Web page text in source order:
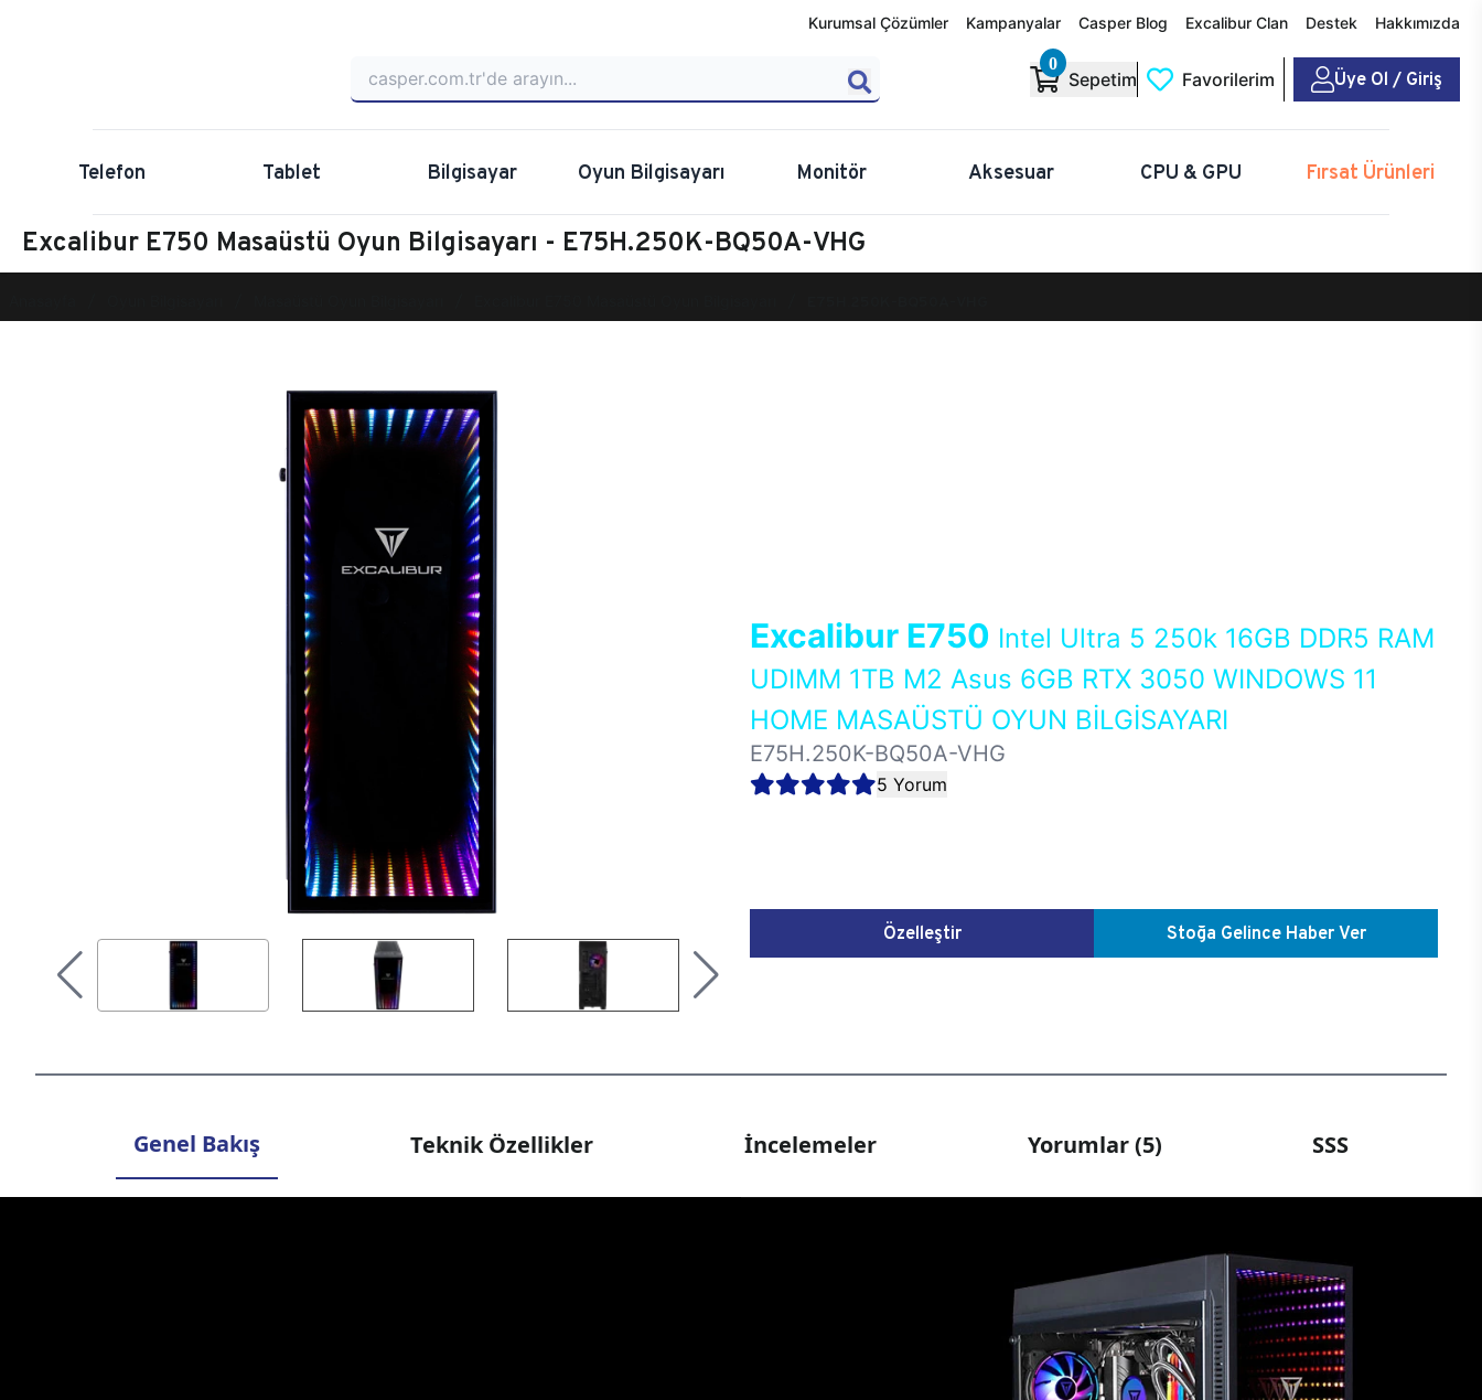
Kurumsal Çözümler Kampanyalar Casper Blog Excalibur Clan Destek Hakkımızda
0
Sepetim Favorilerim Üye Ol / Giriş
Telefon Tablet Bilgisayar Oyun Bilgisayarı Monitör Aksesuar CPU & GPU Fırsat Ürünleri
Excalibur E750 Masaüstü Oyun Bilgisayarı - E75H.250K-BQ50A-VHG
Excalibur E750 Intel Ultra 5 250k 16GB DDR5 RAM
UDIMM 1TB M2 Asus 6GB RTX 3050 WINDOWS 11
HOME MASAÜSTÜ OYUN BİLGİSAYARI
E75H.250K-BQ50A-VHG
5 Yorum
Özelleştir Stoğa Gelince Haber Ver
Genel Bakış Teknik Özellikler İncelemeler Yorumlar (5) SSS